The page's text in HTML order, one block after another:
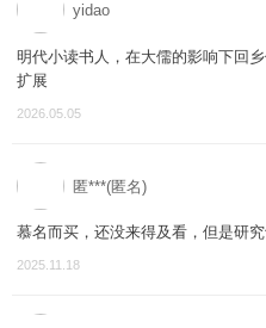
yidao
明代小读书人，在大儒的影响下回
扩展
2026.05.05
匿***(匿名)
慕名而买，还没来得及看，但是研究
2025.11.18